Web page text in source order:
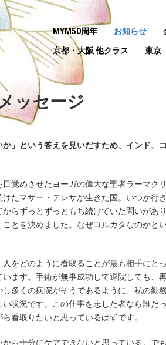
MYM50周年 お知らせ
京都・大阪 他クラス 東京
ッセージ
」という答えを見いだすため、インド、
覚めさせたヨーガの偉大な聖者ラーマク
たマザー・テレサが生きた国。いつか行
らずっとずっともち続けていた問いがあ
とを決めました。なぜコルカタなのかと
をどのように看取ることが最も相手にと
ます。手術が無事成功して退院しても、
多くの病院がそうであるように、私の勤
状況です。この仕事を志した者なら誰だ
看取りたいと思っているはずです。
ら十分にケアできないと思っている。で